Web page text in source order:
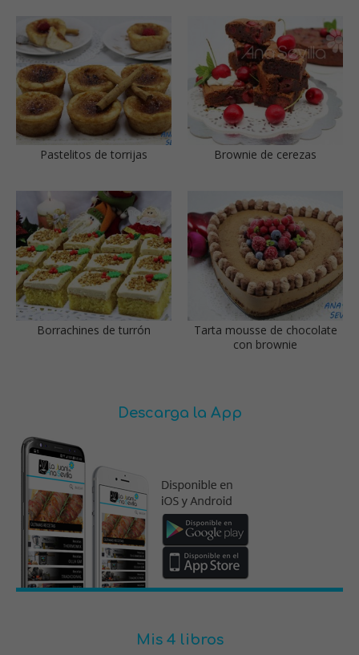
Pastelitos de torrijas Brownie de cerezas
Borrachines de turrón
Tarta mousse de chocolate
con brownie
Descarga la App
Mis 4 libros